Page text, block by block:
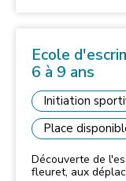
Ecole
6 à 9 ans
Initiation
Place
Découverte de
fleuret, aux